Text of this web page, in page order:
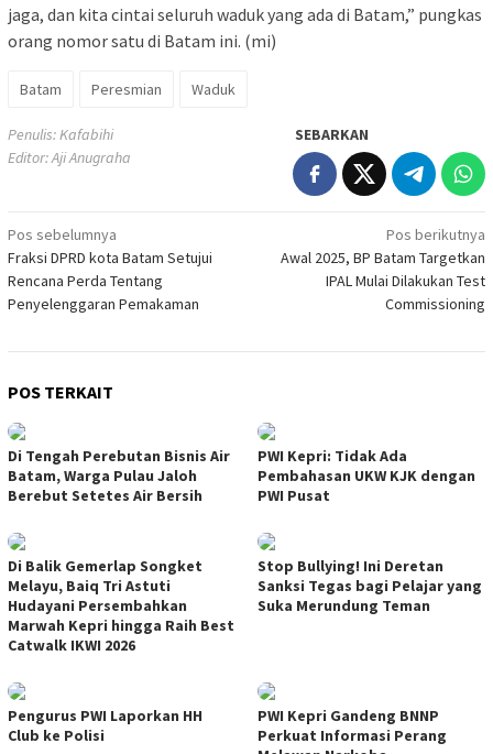
jaga, dan kita cintai seluruh waduk yang ada di Batam,” pungkas
orang nomor satu di Batam ini. (mi)
Batam Peresmian Waduk
Penulis: Kafabihi
Editor: Aji Anugraha
SEBARKAN
Navigasi
pos
Pos sebelumnya
Fraksi DPRD kota Batam Setujui
Rencana Perda Tentang
Penyelenggaran Pemakaman
Pos berikutnya
Awal 2025, BP Batam Targetkan
IPAL Mulai Dilakukan Test
Commissioning
POS TERKAIT
Di Tengah Perebutan Bisnis Air
Batam, Warga Pulau Jaloh
Berebut Setetes Air Bersih
PWI Kepri: Tidak Ada
Pembahasan UKW KJK dengan
PWI Pusat
Di Balik Gemerlap Songket
Melayu, Baiq Tri Astuti
Hudayani Persembahkan
Marwah Kepri hingga Raih Best
Catwalk IKWI 2026
Stop Bullying! Ini Deretan
Sanksi Tegas bagi Pelajar yang
Suka Merundung Teman
Pengurus PWI Laporkan HH
Club ke Polisi
PWI Kepri Gandeng BNNP
Perkuat Informasi Perang